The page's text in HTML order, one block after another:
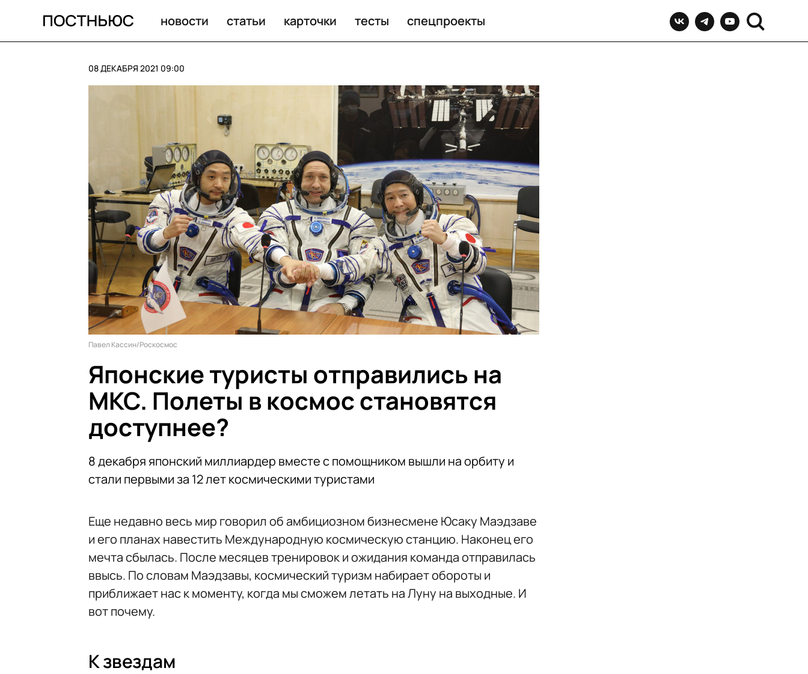
новости статьи карточки тесты спецпроекты
08 ДЕКАБРЯ 2021 09:00
Павел Кассин/Роскосмос
Японские туристы отправились на
МКС. Полеты в космос становятся
доступнее?
8 декабря японский миллиардер вместе с помощником вышли на орбиту и
стали первыми за 12 лет космическими туристами
Еще недавно весь мир говорил об амбициозном бизнесмене Юсаку Маэдзаве
и его планах навестить Международную космическую станцию. Наконец его
мечта сбылась. После месяцев тренировок и ожидания команда отправилась
ввысь. По словам Маэдзавы, космический туризм набирает обороты и
приближает нас к моменту, когда мы сможем летать на Луну на выходные. И
вот почему.
К звездам